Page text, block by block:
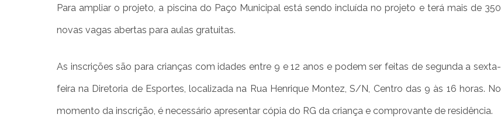
Para ampliar o projeto, a piscina do Paço Municipal está sendo incluída no projeto e terá mais de 350
novas vagas abertas para aulas gratuitas.
As inscrições são para crianças com idades entre 9 e 12 anos e podem ser feitas de segunda a sexta-
feira na Diretoria de Esportes, localizada na Rua Henrique Montez, S/N, Centro das 9 às 16 horas. No
momento da inscrição, é necessário apresentar cópia do RG da criança e comprovante de residência.